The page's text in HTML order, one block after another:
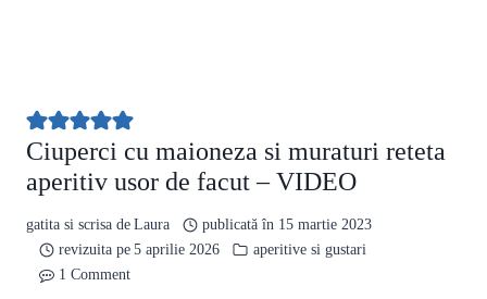
Ciuperci cu maioneza si muraturi reteta
aperitiv usor de facut – VIDEO
gatita si scrisa deLaura publicată în 15 martie 2023
revizuita pe 5 aprilie 2026
aperitive si gustari
1 Comment